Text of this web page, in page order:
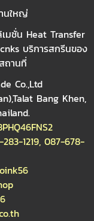
นใหญ่
มชั่น Heat Transfer
บริการสกรีนของ
ถานที่
Co.,Ltd
Bang Khen,
1219, 087-678-